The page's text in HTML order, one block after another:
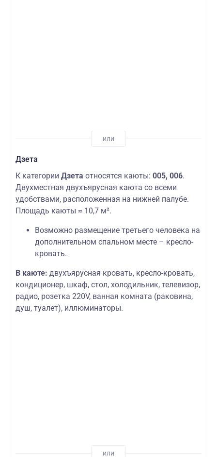
Дзета
К категории Дзета относятся каюты: 005, 006.
Двухместная двухъярусная каюта со всеми
удобствами, расположенная на нижней палубе.
Площадь каюты ≈ 10,7 м².
Возможно размещение третьего человека на
дополнительном спальном месте – кресло-
кровать.
В каюте: двухъярусная кровать, кресло-кровать,
кондиционер, шкаф, стол, холодильник, телевизор,
радио, розетка 220V, ванная комната (раковина,
душ, туалет), иллюминаторы.